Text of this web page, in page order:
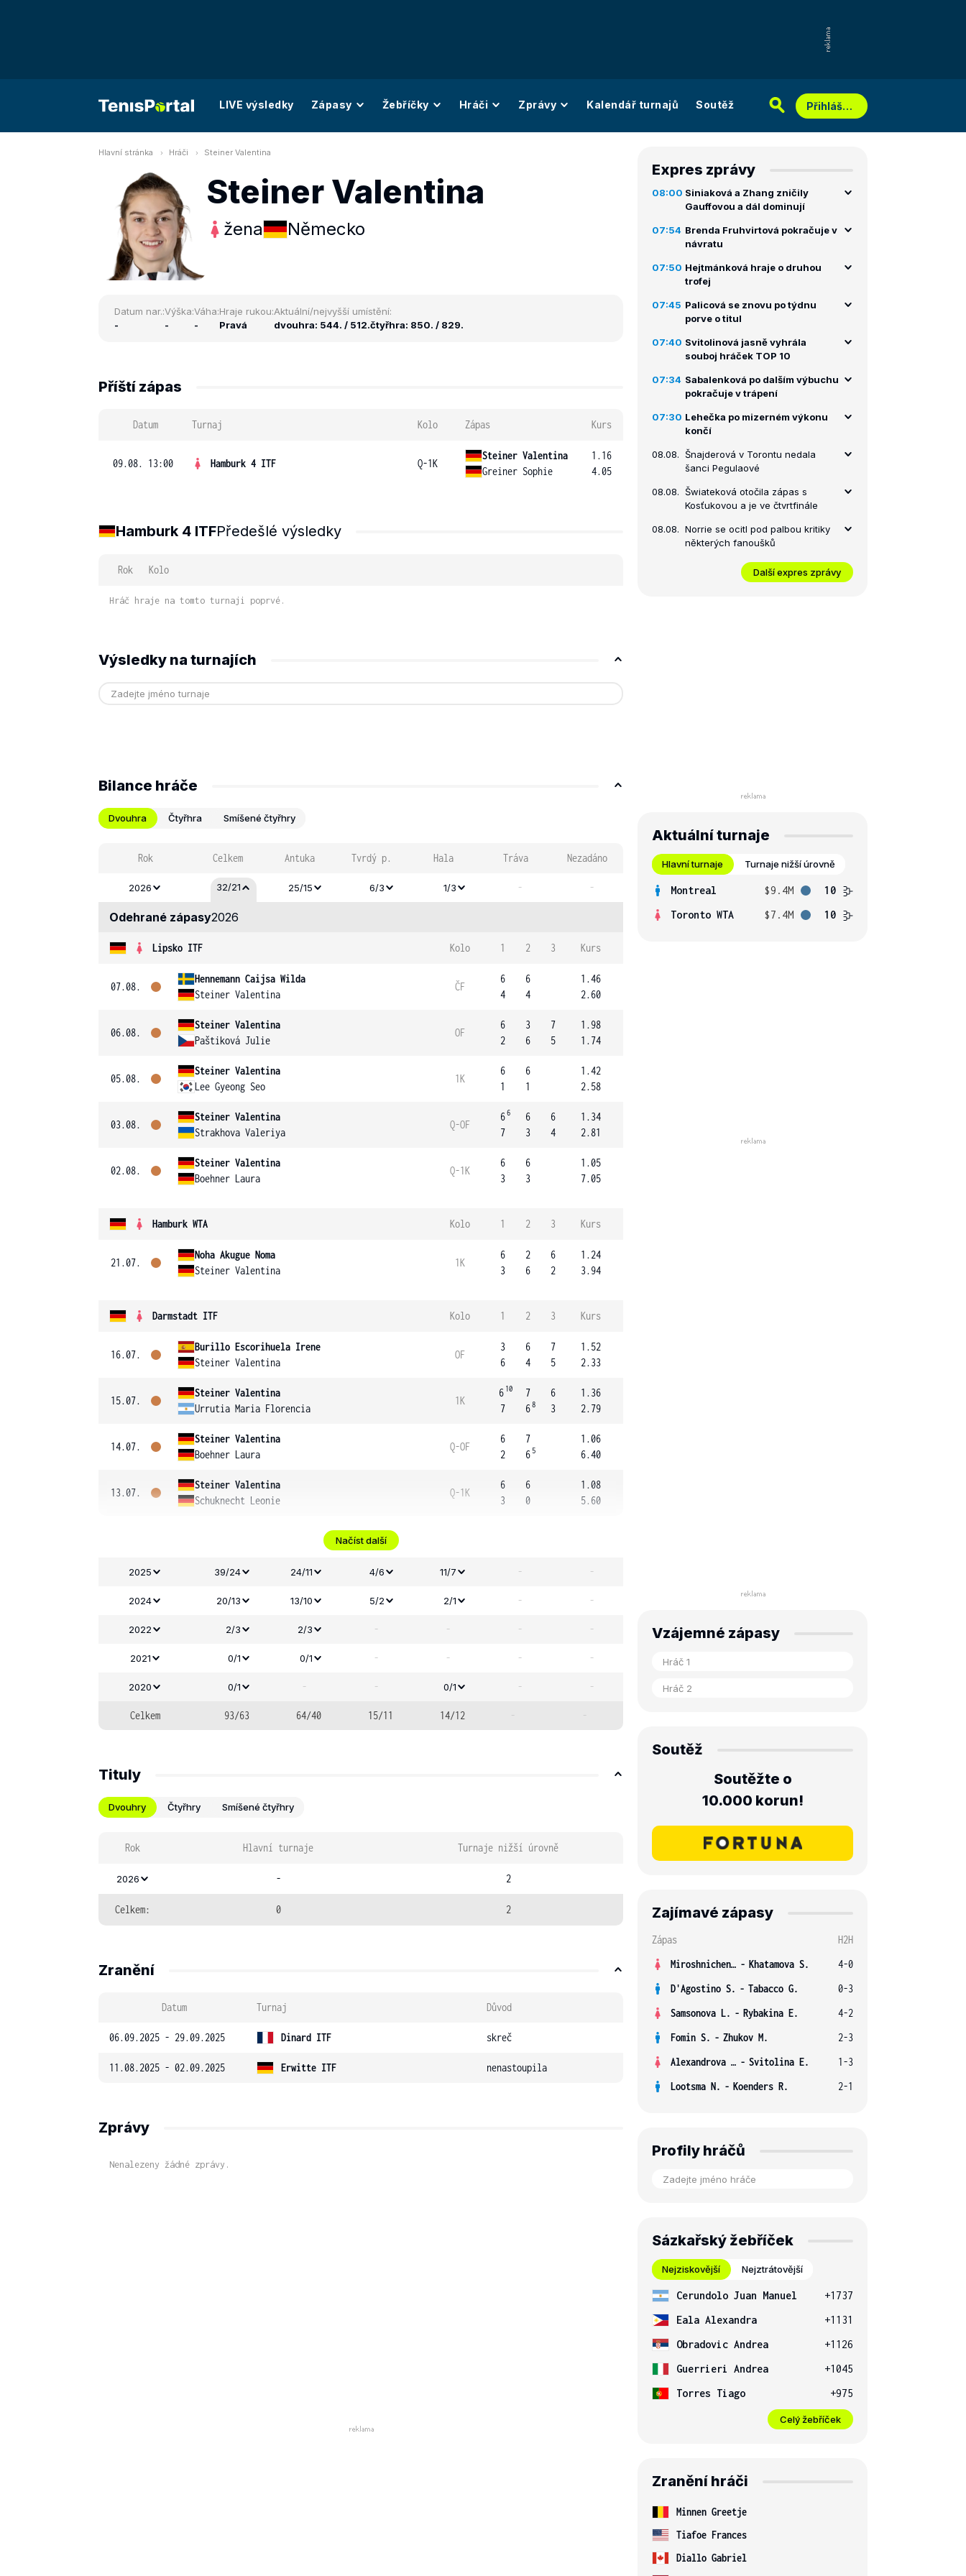
LIVE výsledky Zápasy Žebříčky Hráči Zprávy Kalendář turnajů Soutěž Přihlášení
Hlavní stránka Hráči Steiner Valentina
Steiner Valentina
žena Německo
Datum nar.:
-
Výška:
-
Váha:
-
Hraje rukou:
Pravá
Aktuální/nejvyšší umístění:
dvouhra: 544. / 512.čtyřhra: 850. / 829.
Příští zápas
Datum Turnaj Kolo Zápas Kurs
09.08. 13:00 Hamburk 4 ITF Q-1K
Steiner Valentina
Greiner Sophie
1.16
4.05
Hamburk 4 ITFPředešlé výsledky
Rok Kolo
Hráč hraje na tomto turnaji poprvé.
Výsledky na turnajích
Bilance hráče
Dvouhra Čtyřhra Smíšené čtyřhry
Rok Celkem Antuka Tvrdý p. Hala Tráva Nezadáno
2026 32/21 25/15 6/3 1/3 - -
Odehrané zápasy2026
Lipsko ITF Kolo 1 2 3 Kurs
07.08.
Hennemann Caijsa Wilda
Steiner Valentina
ČF
6
4
6
4
1.46
2.60
06.08.
Steiner Valentina
Paštiková Julie
OF
6
2
3
6
7
5
1.98
1.74
05.08.
Steiner Valentina
Lee Gyeong Seo
1K
6
1
6
1
1.42
2.58
03.08.
Steiner Valentina
Strakhova Valeriya
Q-OF
66
7
6
3
6
4
1.34
2.81
02.08.
Steiner Valentina
Boehner Laura
Q-1K
6
3
6
3
1.05
7.05
Hamburk WTA Kolo 1 2 3 Kurs
21.07.
Noha Akugue Noma
Steiner Valentina
1K
6
3
2
6
6
2
1.24
3.94
Darmstadt ITF Kolo 1 2 3 Kurs
16.07.
Burillo Escorihuela Irene
Steiner Valentina
OF
3
6
6
4
7
5
1.52
2.33
15.07.
Steiner Valentina
Urrutia Maria Florencia
1K
6 10
7
7
68
6
3
1.36
2.79
14.07.
Steiner Valentina
Boehner Laura
Q-OF
6
2
7
6 5
1.06
6.40
13.07.
Steiner Valentina
Schuknecht Leonie
Q-1K
6
3
6
0
1.08
5.60
Načíst další
2025 39/24 24/11 4/6 11/7 - -
2024 20/13 13/10 5/2 2/1 - -
2022 2/3 2/3 - - - -
2021 0/1 0/1 - - - -
2020 0/1 - - 0/1 - -
Celkem 93/63 64/40 15/11 14/12 - -
Tituly
Dvouhry Čtyřhry Smíšené čtyřhry
Rok Hlavní turnaje Turnaje nižší úrovně
2026 - 2
Celkem: 0 2
Zranění
Datum Turnaj Důvod
06.09.2025 - 29.09.2025 Dinard ITF skreč
11.08.2025 - 02.09.2025 Erwitte ITF nenastoupila
Zprávy
Nenalezeny žádné zprávy.
Expres zprávy
08:00 Siniaková a Zhang zničily
Gauffovou a dál dominují
07:54 Brenda Fruhvirtová pokračuje v
návratu
07:50 Hejtmánková hraje o druhou
trofej
07:45 Palicová se znovu po týdnu
porve o titul
07:40 Svitolinová jasně vyhrála
souboj hráček TOP 10
07:34 Sabalenková po dalším výbuchu
pokračuje v trápení
07:30 Lehečka po mizerném výkonu
končí
08.08. Šnajderová v Torontu nedala
šanci Pegulaové
08.08. Šwiateková otočila zápas s
Kosťukovou a je ve čtvrtfinále
08.08. Norrie se ocitl pod palbou kritiky
některých fanoušků
Další expres zprávy
Aktuální turnaje
Hlavní turnaje Turnaje nižší úrovně
Montreal $9.4M
10
Toronto WTA
$7.4M 10
Vzájemné zápasy
Soutěž
Soutěžte o
10.000 korun!
Zajímavé zápasy
Zápas
H2H
Miroshnichenko V. - Khatamova S.
4-0
D'Agostino S. - Tabacco G.
0-3
Samsonova L. - Rybakina E.
4-2
Fomin S. - Zhukov M.
2-3
Alexandrova E. - Svitolina E.
1-3
Lootsma N. - Koenders R. 2-1
Profily hráčů
Sázkařský žebříček
Nejziskovější Nejztrátovější
Cerundolo Juan Manuel
+1737
Eala Alexandra
+1131
Obradovic Andrea
+1126
Guerrieri Andrea
+1045
Torres Tiago
+975
Celý žebříček
Zranění hráči
Minnen Greetje
Tiafoe Frances
Diallo Gabriel